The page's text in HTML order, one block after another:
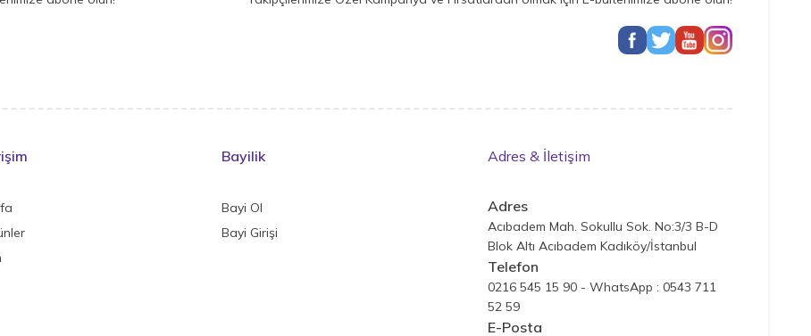
Adres & İletişim
Adres
Acıbadem Mah. Sokullu Sok. No:3/3 B-D
Blok Altı Acıbadem Kadıköy/İstanbul
Telefon
0216 545 15 90 - WhatsApp : 0543 711
52 59
E-Posta
Bayilik
Bayi Ol
Bayi Girişi